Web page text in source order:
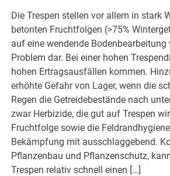
Die Trespen stellen vor allem in stark
betonten Fruchtfolgen (>75%
auf eine wendende Bodenbearbeitung
Problem dar. Bei einer hohen
hohen Ertragsausfällen kommen.
erhöhte Gefahr von Lager, wenn die
Regen die Getreidebestände nach
zwar Herbizide, die gut auf Trespen
Fruchtfolge sowie die
Bekämpfung mit ausschlaggebend.
Pflanzenbau und Pflanzenschutz,
Trespen relativ schnell einen […]